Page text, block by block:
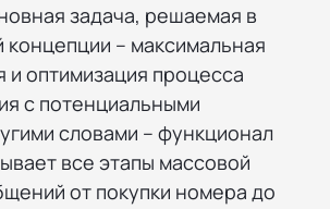
задача, решаемая в
концепции – максимальная
и оптимизация процесса
с потенциальными
словами – функционал
все этапы массовой
от покупки номера до